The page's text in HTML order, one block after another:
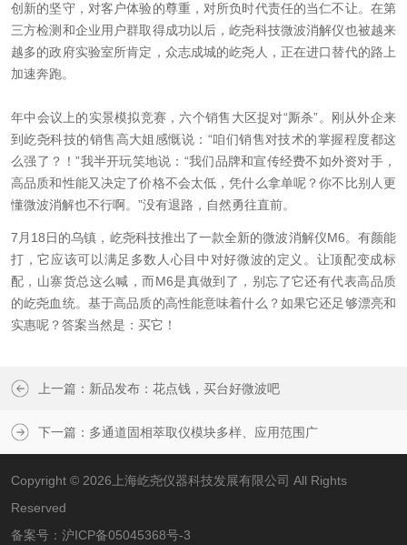
创新的坚守，对客户体验的尊重，对所负时代责任的当仁不让。在第
三方检测和企业用户群取得成功以后，屹尧科技微波消解仪也被越来
越多的政府实验室所肯定，众志成城的屹尧人，正在进口替代的路上
加速奔跑。
年中会议上的实景模拟竞赛，六个销售大区捉对“厮杀”。刚从外企来
到屹尧科技的销售高大姐感慨说：“咱们销售对技术的掌握程度都这
么强了？！”我半开玩笑地说：“我们品牌和宣传经费不如外资对手，
高品质和性能又决定了价格不会太低，凭什么拿单呢？你不比别人更
懂微波消解也不行啊。”没有退路，自然勇往直前。
7月18日的乌镇，屹尧科技推出了一款全新的微波消解仪M6。有颜能
打，它应该可以满足多数人心目中对好微波的定义。让顶配变成标
配，山寨货总这么喊，而M6是真做到了，别忘了它还有代表高品质
的屹尧血统。基于高品质的高性能意味着什么？如果它还足够漂亮和
实惠呢？答案当然是：买它！
上一篇： 新品发布：花点钱，买台好微波吧
下一篇： 多通道固相萃取仪模块多样、应用范围广
Copyright © 2026上海屹尧仪器科技发展有限公司 All Rights
Reserved
备案号： 沪ICP备05045368号-3